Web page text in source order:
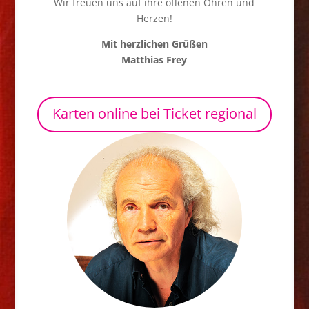
Herzen!
Mit herzlichen Grüßen
Matthias Frey
Karten online bei Ticket regional